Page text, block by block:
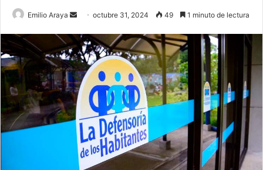
Emilio Araya
Send
email
octubre 31, 2024 49 1 minuto de lectura